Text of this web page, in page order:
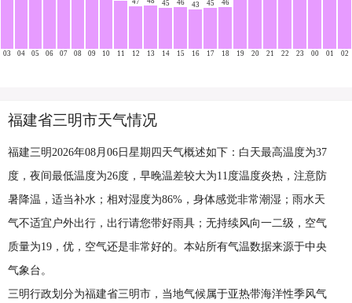
03 04 05 06 07 08 09 10 11
47
12 13
45
14
46
15
43
16
45
17
46
18 19 20 21 22 23 00 01 02
福建省三明市天气情况
福建三明2026年08月06日星期四天气概述如下：白天最高温度为37
度，夜间最低温度为26度，早晚温差较大为11度温度炎热，注意防
暑降温，适当补水；相对湿度为86%，身体感觉非常潮湿；雨水天
气不适宜户外出行，出行请您带好雨具；无持续风向一二级，空气
质量为19，优，空气还是非常好的。本站所有气温数据来源于中央
气象台。
三明行政划分为福建省三明市，当地气候属于亚热带海洋性季风气